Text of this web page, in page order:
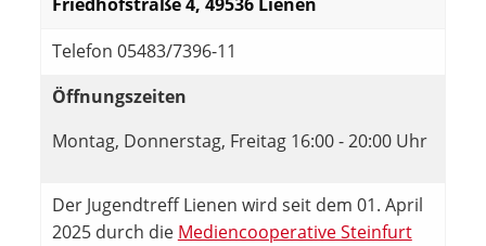
Telefon 05483/7396-11
Öffnungszeiten
Montag, Donnerstag, Freitag 16:00 - 20:00 Uhr
Der Jugendtreff Lienen wird seit dem 01. April
2025 durch die Mediencooperative Steinfurt